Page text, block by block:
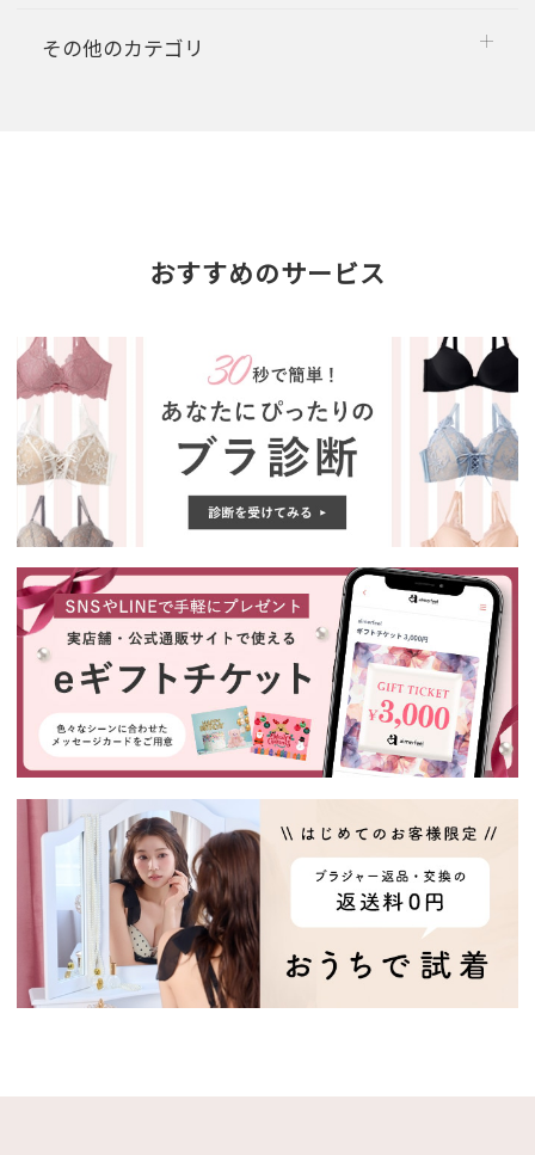
その他のカテゴリ
おすすめのサービス